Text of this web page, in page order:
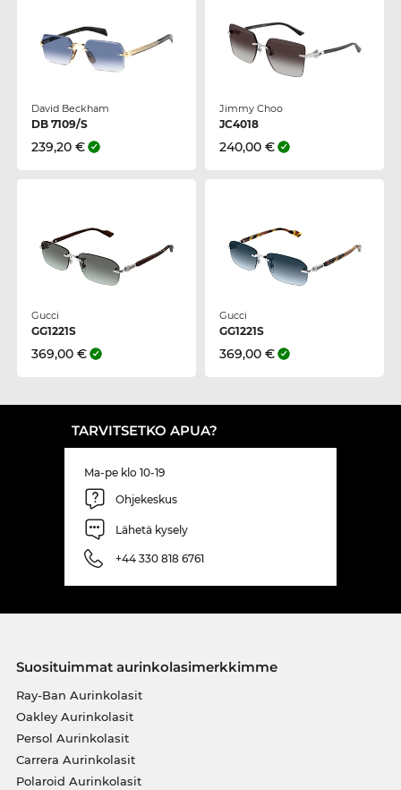
David Beckham
DB 7109/S
239,20 €
Jimmy Choo
JC4018
240,00 €
Gucci
GG1221S
369,00 €
Gucci
GG1221S
369,00 €
TARVITSETKO APUA?
Ma-pe klo 10-19
Ohjekeskus
Lähetä kysely
+44 330 818 6761
Suosituimmat aurinkolasimerkkimme
Ray-Ban Aurinkolasit
Oakley Aurinkolasit
Persol Aurinkolasit
Carrera Aurinkolasit
Polaroid Aurinkolasit